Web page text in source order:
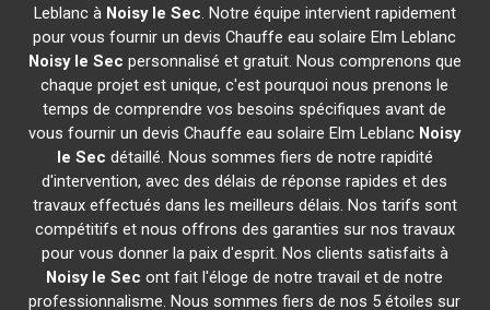
Leblanc à Noisy le Sec. Notre équipe intervient rapidement
pour vous fournir un devis Chauffe eau solaire Elm Leblanc
Noisy le Sec personnalisé et gratuit. Nous comprenons que
chaque projet est unique, c'est pourquoi nous prenons le
temps de comprendre vos besoins spécifiques avant de
vous fournir un devis Chauffe eau solaire Elm Leblanc Noisy
le Sec détaillé. Nous sommes fiers de notre rapidité
d'intervention, avec des délais de réponse rapides et des
travaux effectués dans les meilleurs délais. Nos tarifs sont
compétitifs et nous offrons des garanties sur nos travaux
pour vous donner la paix d'esprit. Nos clients satisfaits à
Noisy le Sec ont fait l'éloge de notre travail et de notre
professionnalisme. Nous sommes fiers de nos 5 étoiles sur